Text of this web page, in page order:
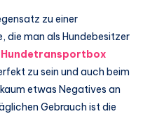
zu einer
die man als Hundebesitzer
Hundetransportbox
zu sein und auch beim
etwas Negatives an
Gebrauch ist die